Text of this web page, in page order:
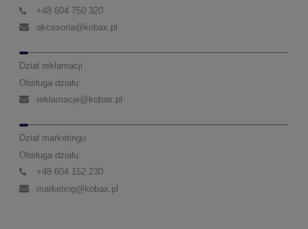
+48 604 750 320
akcesoria@kobax.pl
Dział reklamacji
Obsługa działu:
reklamacje@kobax.pl
Dział marketingu
Obsługa działu:
+48 604 152 230
marketing@kobax.pl